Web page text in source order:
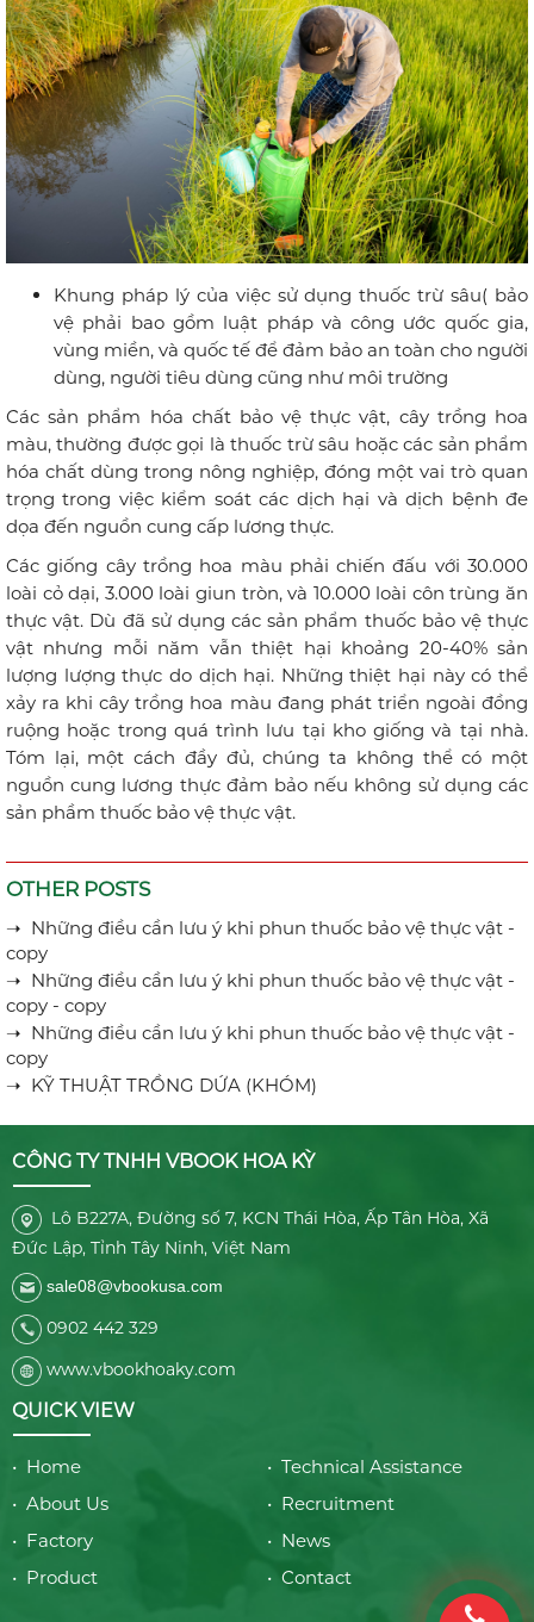
Khung pháp lý của việc sử dụng thuốc trừ sâu( bảo
vệ phải bao gồm luật pháp và công ước quốc gia,
vùng miền, và quốc tế để đảm bảo an toàn cho người
dùng, người tiêu dùng cũng như môi trường
Các sản phẩm hóa chất bảo vệ thực vật, cây trồng hoa
màu, thường được gọi là thuốc trừ sâu hoặc các sản phẩm
hóa chất dùng trong nông nghiệp, đóng một vai trò quan
trọng trong việc kiểm soát các dịch hại và dịch bệnh đe
dọa đến nguồn cung cấp lương thực.
Các giống cây trồng hoa màu phải chiến đấu với 30.000
loài cỏ dại, 3.000 loài giun tròn, và 10.000 loài côn trùng ăn
thực vật. Dù đã sử dụng các sản phẩm thuốc bảo vệ thực
vật nhưng mỗi năm vẫn thiệt hại khoảng 20-40% sản
lượng lượng thực do dịch hại. Những thiệt hại này có thể
xảy ra khi cây trồng hoa màu đang phát triển ngoài đồng
ruộng hoặc trong quá trình lưu tại kho giống và tại nhà.
Tóm lại, một cách đầy đủ, chúng ta không thể có một
nguồn cung lương thực đảm bảo nếu không sử dụng các
sản phầm thuốc bảo vệ thực vật.
OTHER POSTS
➝ Những điều cần lưu ý khi phun thuốc bảo vệ thực vật -
copy
➝ Những điều cần lưu ý khi phun thuốc bảo vệ thực vật -
copy - copy
➝ Những điều cần lưu ý khi phun thuốc bảo vệ thực vật -
copy
➝ KỸ THUẬT TRỒNG DỨA (KHÓM)
CÔNG TY TNHH VBOOK HOA KỲ
Lô B227A, Đường số 7, KCN Thái Hòa, Ấp Tân Hòa, Xã
Đức Lập, Tỉnh Tây Ninh, Việt Nam
sale08@vbookusa.com
0902 442 329
www.vbookhoaky.com
QUICK VIEW
• Home
• Technical Assistance
• About Us
• Recruitment
• Factory
• News
• Product
• Contact